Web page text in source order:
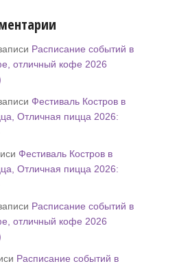
Расписание событий в
отличный кофе 2026
Фестиваль Костров в
Отличная пицца 2026:
Фестиваль Костров в
Отличная пицца 2026:
Расписание событий в
отличный кофе 2026
Расписание событий в